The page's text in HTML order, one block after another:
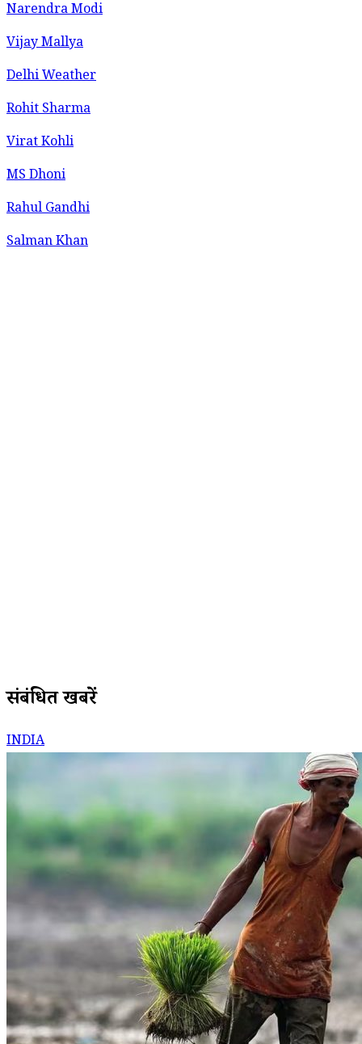
Narendra Modi
Vijay Mallya
Delhi Weather
Rohit Sharma
Virat Kohli
MS Dhoni
Rahul Gandhi
Salman Khan
संबंधित खबरें
INDIA